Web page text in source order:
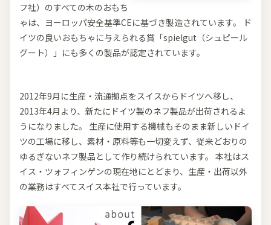
フ社）のすべての木のおもち
ゃは、ヨーロッパ安全基準CEに基づき製造されています。 ド
イツの良いおもちゃに与えられる賞「spielgut（シュピール
グート）」にも多くの製品が認定されています。
2012年9月に生産・流通拠点をスイスからドイツへ移し、
2013年4月より、新たにドイツ製のネフ製品が出荷されるよ
うになりました。 生産に使用する機械もそのまま新しいドイ
ツの工場に移し、素材・原料等も一切変えず、従来どおりの
ゆるぎないネフ製品として作り続けられています。 本社はス
イス・ツォフィンゲンの現在地にとどまり、生産・出荷以外
の業務はすべてスイス本社で行っています。